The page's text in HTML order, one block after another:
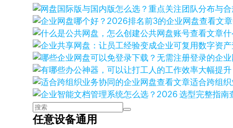
查看文章
查看文章
查看文章适合跨组
任意设备通用